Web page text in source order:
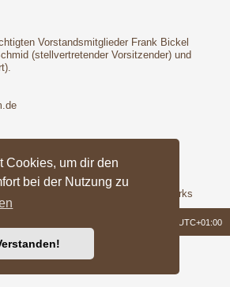
Cookies, um dir den
bei der Nutzung zu
Vorstandsmitglieder Frank Bickel
(stellvertretender Vorsitzender) und
gilt unser Disclaimer
unterstützt von Q-MEX Networks
UTC+01:00
® Forum Software © phpBB Limited